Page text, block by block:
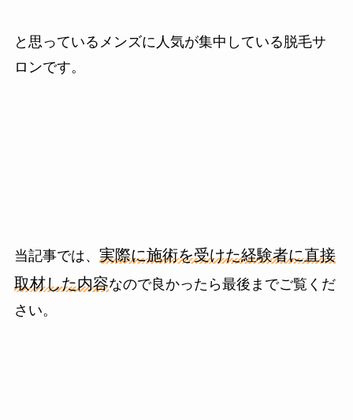
と思っているメンズに人気が集中している脱毛サ
ロンです。
当記事では、 実際に施術を受けた経験者に直接
取材した内容なので良かったら最後までご覧くだ
さい。